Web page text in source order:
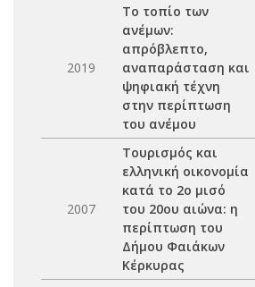
2019
Το τοπίο των
ανέμων:
απρόβλεπτο,
αναπαράσταση και
ψηφιακή τέχνη
στην περίπτωση
του ανέμου
2007
Τουρισμός και
ελληνική οικονομία
κατά το 2ο μισό
του 20ου αιώνα: η
περίπτωση του
Δήμου Φαιάκων
Κέρκυρας